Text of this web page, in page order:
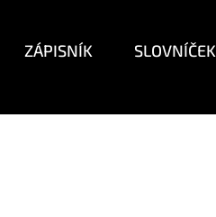
ZÁPISNÍK SLOVNÍČEK